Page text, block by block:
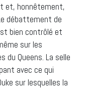
et, honnêtement,
débattement de
bien contrôlé et
sur les
du Queens. La selle
avec ce qui
sur lesquelles la